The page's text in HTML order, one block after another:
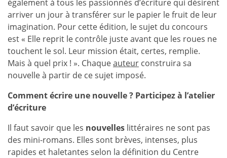
également à tous les passionnés d’écriture qui désirent
arriver un jour à transférer sur le papier le fruit de leur
imagination. Pour cette édition, le sujet du concours
est « Elle reprit le contrôle juste avant que les roues ne
touchent le sol. Leur mission était, certes, remplie.
Mais à quel prix ! ». Chaqueauteur construira sa
nouvelle à partir de ce sujet imposé.
Comment écrire une nouvelle ? Participez à l’atelier
d’écriture
Il faut savoir que les nouvelles littéraires ne sont pas
des mini-romans. Elles sont brèves, intenses, plus
rapides et haletantes selon la définition du Centre